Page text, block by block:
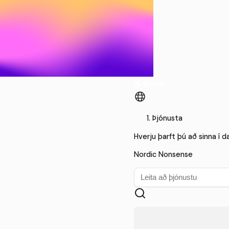
Þjónusta
Hverju þarft þú að sinna í
Nordic Nonsense